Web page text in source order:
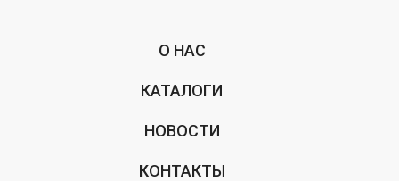
О НАС
КАТАЛОГИ
НОВОСТИ
КОНТАКТЫ